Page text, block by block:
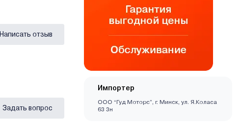
Написать отзыв
Задать вопрос
Импортер
ООО “Гуд Моторс”, г. Минск, ул. Я.Коласа
63 3н